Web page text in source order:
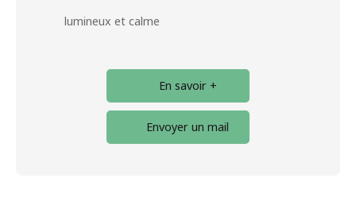
lumineux et calme
En savoir +
Envoyer un mail